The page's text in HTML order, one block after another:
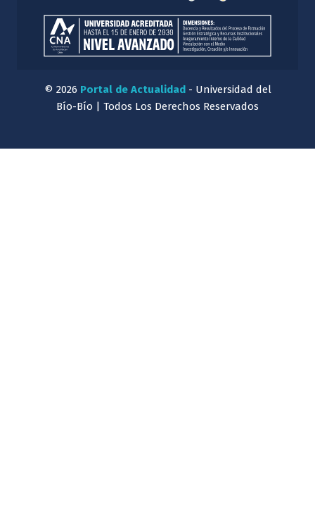
© 2026 Portal de Actualidad- Universidad del
Bío-Bío | Todos Los Derechos Reservados